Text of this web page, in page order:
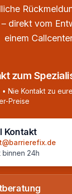
direkt vom
einem
zum
Nie Kontakt zu
Preise
Kontakt
binnen 24h